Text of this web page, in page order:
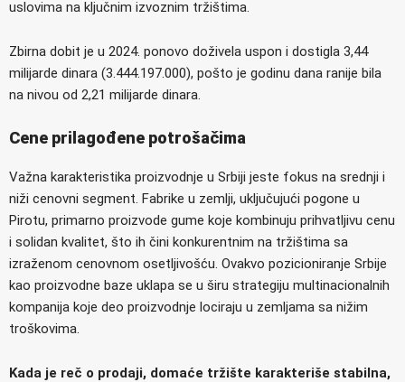
uslovima na ključnim izvoznim tržištima.
Zbirna dobit je u 2024. ponovo doživela uspon i dostigla 3,44
milijarde dinara (3.444.197.000), pošto je godinu dana ranije bila
na nivou od 2,21 milijarde dinara.
Cene prilagođene potrošačima
Važna karakteristika proizvodnje u Srbiji jeste fokus na srednji i
niži cenovni segment. Fabrike u zemlji, uključujući pogone u
Pirotu, primarno proizvode gume koje kombinuju prihvatljivu cenu
i solidan kvalitet, što ih čini konkurentnim na tržištima sa
izraženom cenovnom osetljivošću. Ovakvo pozicioniranje Srbije
kao proizvodne baze uklapa se u širu strategiju multinacionalnih
kompanija koje deo proizvodnje lociraju u zemljama sa nižim
troškovima.
Kada je reč o prodaji, domaće tržište karakteriše stabilna,